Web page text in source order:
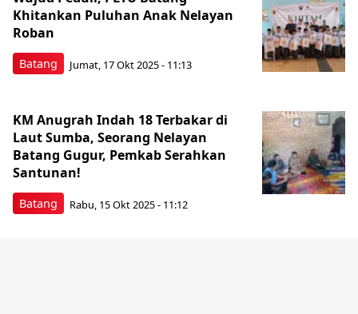
Batang
Khitankan Puluhan Anak Nelayan
Roban
Jumat, 17 Okt 2025 - 11:13
Batang
KM Anugrah Indah 18 Terbakar di
Laut Sumba, Seorang Nelayan
Batang Gugur, Pemkab Serahkan
Santunan!
Rabu, 15 Okt 2025 - 11:12